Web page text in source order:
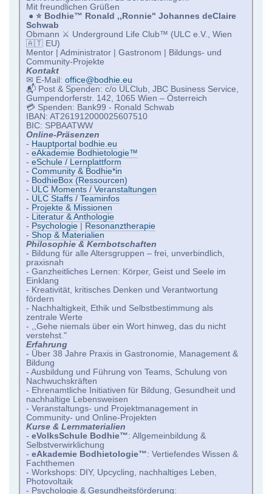
Mit freundlichen Grüßen
● ⭐️ Bodhie™ Ronald ,,Ronnie" Johannes deClaire
Schwab
Obmann ⚔ Underground Life Club™ (ULC e.V., Wien
🇦🇹 EU)
Mentor | Administrator | Gastronom | Bildungs- und
Community-Projekte
Kontakt
✉ E-Mail: office@bodhie.eu
📬 Post & Spenden: c/o ULClub, JBC Business Service,
Gumpendorferstr. 142, 1065 Wien – Österreich
💳 Spenden: Bank99 - Ronald Schwab
IBAN: AT261912000025607510
BIC: SPBAATWW
Online-Präsenzen
- Hauptportal bodhie.eu
- eAkademie Bodhietologie™
- eSchule / Lernplattform
- Community & Bodhie*in
- BodhieBox (Ressourcen)
- ULC Moments / Veranstaltungen
- ULC Staffs / Teaminfos
- Projekte & Missionen
- Literatur & Anthologie
- Psychologie
Resonanztherapie
- Shop & Materialien
Philosophie & Kernbotschaften
- Bildung für alle Altersgruppen – frei, unverbindlich,
praxisnah
- Ganzheitliches Lernen: Körper, Geist und Seele im
Einklang
- Kreativität, kritisches Denken und Verantwortung
fördern
- Nachhaltigkeit, Ethik und Selbstbestimmung als
zentrale Werte
- ,,Gehe niemals über ein Wort hinweg, das du nicht
verstehst."
Erfahrung
- Über 38 Jahre Praxis in Gastronomie, Management &
Bildung
- Ausbildung und Führung von Teams, Schulung von
Nachwuchskräften
- Ehrenamtliche Initiativen für Bildung, Gesundheit und
nachhaltige Lebensweisen
- Veranstaltungs- und Projektmanagement in
Community- und Online-Projekten
Kurse & Lernmaterialien
- eVolksSchule Bodhie™: Allgemeinbildung &
Selbstverwirklichung
- eAkademie Bodhietologie™: Vertiefendes Wissen &
Fachthemen
- Workshops: DIY, Upcycling, nachhaltiges Leben,
Photovoltaik
- Psychologie & Gesundheitsförderung: